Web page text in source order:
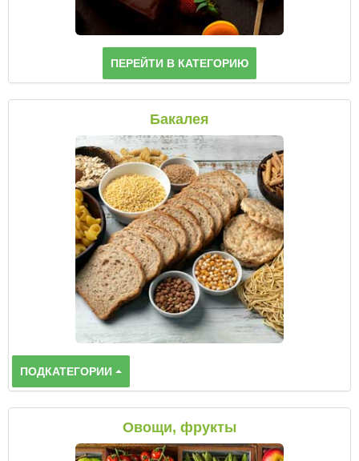
ПЕРЕЙТИ В КАТЕГОРИЮ
Бакалея
ПОДКАТЕГОРИИ
Овощи, фрукты